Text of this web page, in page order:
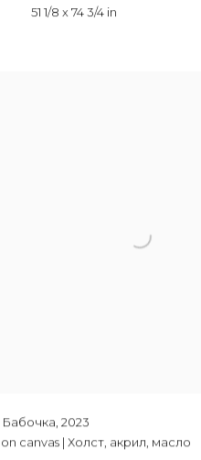
51 1/8 x 74 3/4 in
Бабочка ,2023
canvas | Холст, акрил, масло